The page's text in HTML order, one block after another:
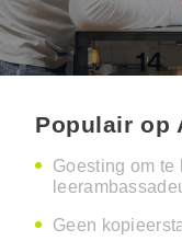
Populair op
Goesting om te
Geen